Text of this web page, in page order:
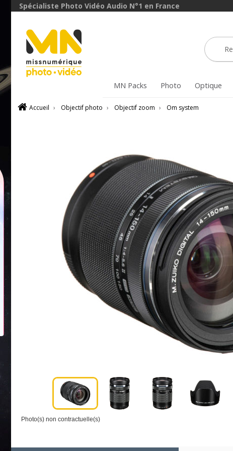
Spécialiste Photo Vidéo Audio N°1 en France
MN Packs Photo Optique
Accueil › Objectif photo › Objectif zoom › Om system
avec le code
Photo(s) non contractuelle(s)